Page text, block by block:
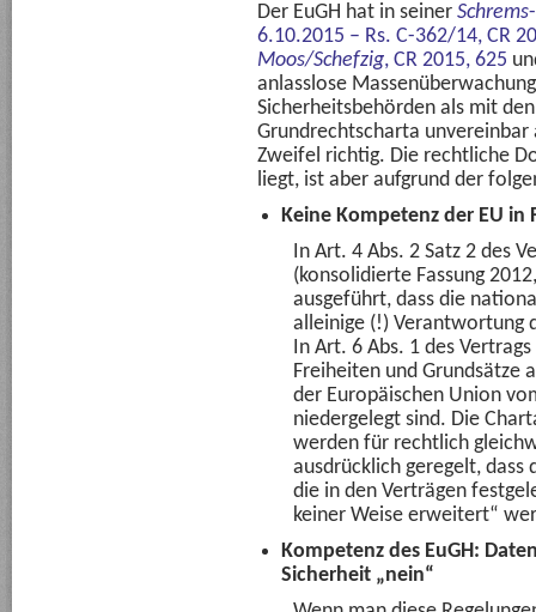
Der EuGH hat in seiner Schrems
6.10.2015 – Rs. C-362/14, CR
Moos/Schefzig, CR 2015, 625
anlasslose
Sicherheitsbehörden als mit
Grundrechtscharta unvereinbar
Zweifel richtig. Die rechtliche
liegt, ist aber aufgrund der
Keine Kompetenz der EU
In Art. 4 Abs. 2 Satz 2 des
(konsolidierte Fassung
ausgeführt, dass die
alleinige (!) Verantwortung
In Art. 6 Abs. 1 des
Freiheiten und Grundsätze
der Europäischen Union
niedergelegt sind. Die
werden für rechtlich
ausdrücklich geregelt, dass
die in den Verträgen
keiner Weise erweitert“
Kompetenz des EuGH:
Sicherheit „nein“